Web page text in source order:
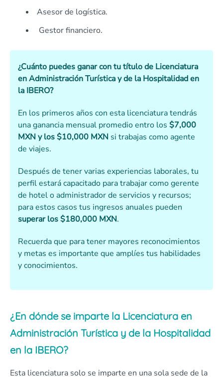
Asesor de logística.
Gestor financiero.
¿Cuánto puedes ganar con tu título de Licenciatura
en Administración Turística y de la Hospitalidad en
la IBERO?
En los primeros años con esta licenciatura tendrás
una ganancia mensual promedio entro los $7,000
MXN y los $10,000 MXN si trabajas como agente
de viajes.
Después de tener varias experiencias laborales, tu
perfil estará capacitado para trabajar como gerente
de hotel o administrador de servicios y recursos;
para estos casos tus ingresos anuales pueden
superar los $180,000 MXN.
Recuerda que para tener mayores reconocimientos
y metas es importante que amplíes tus habilidades
y conocimientos.
¿En dónde se imparte la Licenciatura en
Administración Turística y de la Hospitalidad
en la IBERO?
Esta licenciatura solo se imparte en una sola sede de la